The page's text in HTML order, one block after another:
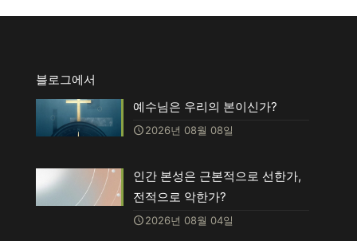
블로그에서
예수님은 우리의 본이신가?
2026년 08월 08일
인간 본성은 근본적으로 선한가,
전적으로 악한가?
2026년 08월 04일